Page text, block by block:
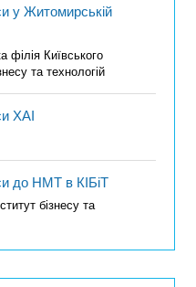
у Житомирській
філія Київського
та технологій
ХАІ
до НМТ в КІБіТ
бізнесу та